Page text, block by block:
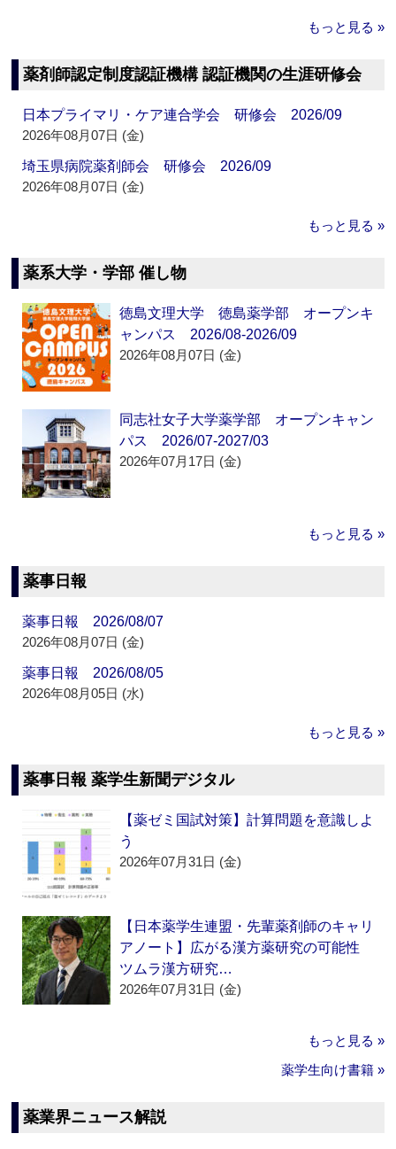
もっと見る »
薬剤師認定制度認証機構 認証機関の生涯研修会
日本プライマリ・ケア連合学会 研修会 2026/09
2026年08月07日 (金)
埼玉県病院薬剤師会 研修会 2026/09
2026年08月07日 (金)
もっと見る »
薬系大学・学部 催し物
徳島文理大学 徳島薬学部 オープンキ
ャンパス 2026/08-2026/09
2026年08月07日 (金)
同志社女子大学薬学部 オープンキャン
パス 2026/07-2027/03
2026年07月17日 (金)
もっと見る »
薬事日報
薬事日報 2026/08/07
2026年08月07日 (金)
薬事日報 2026/08/05
2026年08月05日 (水)
もっと見る »
薬事日報 薬学生新聞デジタル
【薬ゼミ国試対策】計算問題を意識しよ
う
2026年07月31日 (金)
【日本薬学生連盟・先輩薬剤師のキャリ
アノート】広がる漢方薬研究の可能性
ツムラ漢方研究…
2026年07月31日 (金)
もっと見る »
薬学生向け書籍 »
薬業界ニュース解説